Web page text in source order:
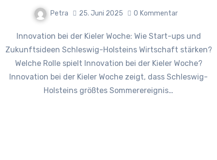
Petra 25. Juni 2025 0 Kommentar
Innovation bei der Kieler Woche: Wie Start-ups und
Zukunftsideen Schleswig-Holsteins Wirtschaft stärken?
Welche Rolle spielt Innovation bei der Kieler Woche?
Innovation bei der Kieler Woche zeigt, dass Schleswig-
Holsteins größtes Sommerereignis…